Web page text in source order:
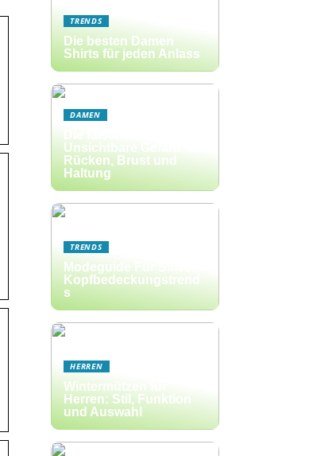
TRENDS
Die besten Damen
Shirts für jeden Anlass
DAMEN
Unsichtbare Gefahr für
Rücken, Brust und
Haltung
TRENDS
Modeguide Für Stilvolle
Kopfbedeckungstrend
s
HERREN
Wintermützen für
Herren: Stil, Funktion
und Auswahl